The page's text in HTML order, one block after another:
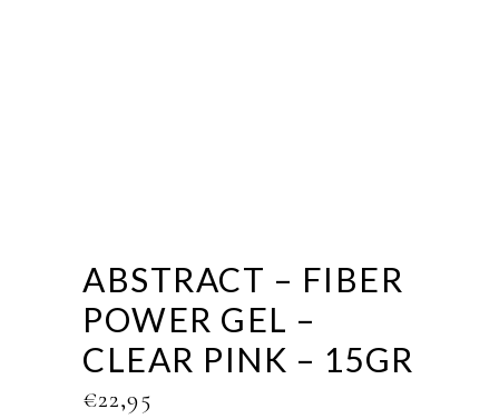
ABSTRACT – FIBER
POWER GEL –
CLEAR PINK – 15GR
€22,95